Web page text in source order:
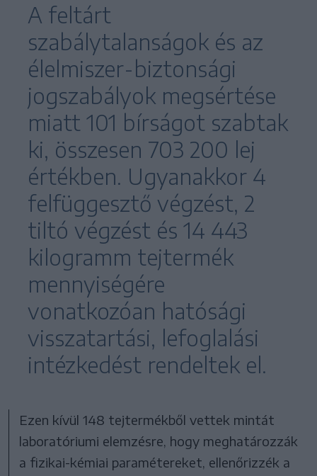
A feltárt
szabálytalanságok és az
élelmiszer-biztonsági
jogszabályok megsértése
miatt 101 bírságot szabtak
ki, összesen 703 200 lej
értékben. Ugyanakkor 4
felfüggesztő végzést, 2
tiltó végzést és 14 443
kilogramm tejtermék
mennyiségére
vonatkozóan hatósági
visszatartási, lefoglalási
intézkedést rendeltek el.
Ezen kívül 148 tejtermékből vettek mintát
laboratóriumi elemzésre, hogy meghatározzák
a fizikai-kémiai paramétereket, ellenőrizzék a